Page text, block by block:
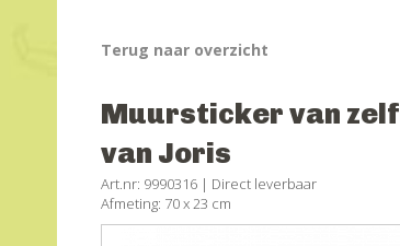
Terug naar overzicht
Muursticker van
van Joris
Art.nr: 9990316 | Direct leverbaar
Afmeting: 70 x 23 cm